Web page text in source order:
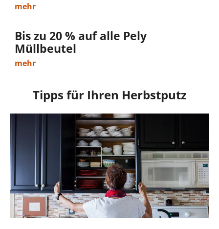
mehr
Bis zu 20 % auf alle Pely
Müllbeutel
mehr
Tipps für Ihren Herbstputz